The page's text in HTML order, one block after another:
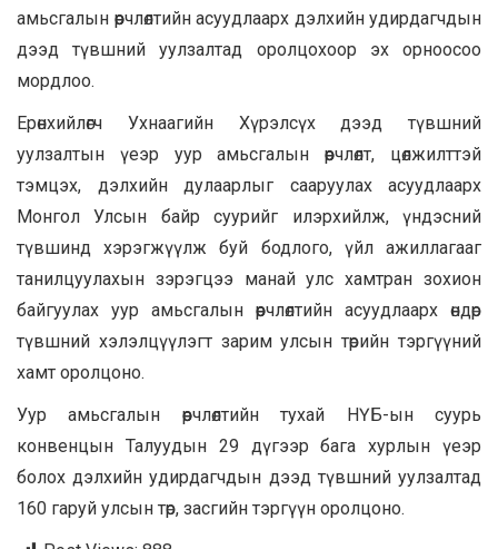
амьсгалын өөрчлөлтийн асуудлаарх дэлхийн удирдагчдын
дээд түвшний уулзалтад оролцохоор эх орноосоо
мордлоо.
Ерөнхийлөгч Ухнаагийн Хүрэлсүх дээд түвшний
уулзалтын үеэр уур амьсгалын өөрчлөлт, цөлжилттэй
тэмцэх, дэлхийн дулаарлыг сааруулах асуудлаарх
Монгол Улсын байр суурийг илэрхийлж, үндэсний
түвшинд хэрэгжүүлж буй бодлого, үйл ажиллагааг
танилцуулахын зэрэгцээ манай улс хамтран зохион
байгуулах уур амьсгалын өөрчлөлтийн асуудлаарх өндөр
түвшний хэлэлцүүлэгт зарим улсын төрийн тэргүүний
хамт оролцоно.
Уур амьсгалын өөрчлөлтийн тухай НҮБ-ын суурь
конвенцын Талуудын 29 дүгээр бага хурлын үеэр
болох дэлхийн удирдагчдын дээд түвшний уулзалтад
160 гаруй улсын төр, засгийн тэргүүн оролцоно.